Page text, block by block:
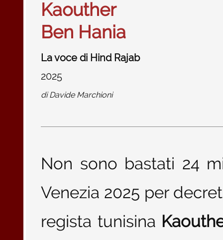
Kaouther
Ben Hania
La voce di Hind Rajab
2025
diDavide Marchioni
Non sono bastati 24
Venezia 2025 per
regista tunisina